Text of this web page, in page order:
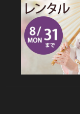
TOP
料金・商品
店舗情報
web撮影予約